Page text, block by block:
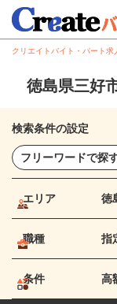
クリエイトバイト・パート求
徳島県三好
検索条件の設定
エリア 徳
職種 指
条件 高